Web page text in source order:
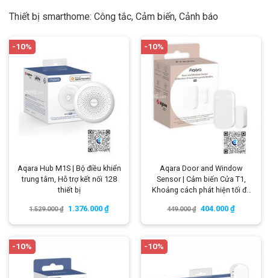
Thiết bị smarthome: Công tắc, Cảm biến, Cảnh báo
-10%
Aqara Hub M1S | Bộ điều khiển
trung tâm, Hỗ trợ kết nối 128
thiết bị
1.529.000₫ 1.376.000 ₫
-10%
Aqara Door and Window
Sensor | Cảm biến Cửa T1,
Khoảng cách phát hiện tối đa
449.000₫ 404.000 ₫
-10% -10%